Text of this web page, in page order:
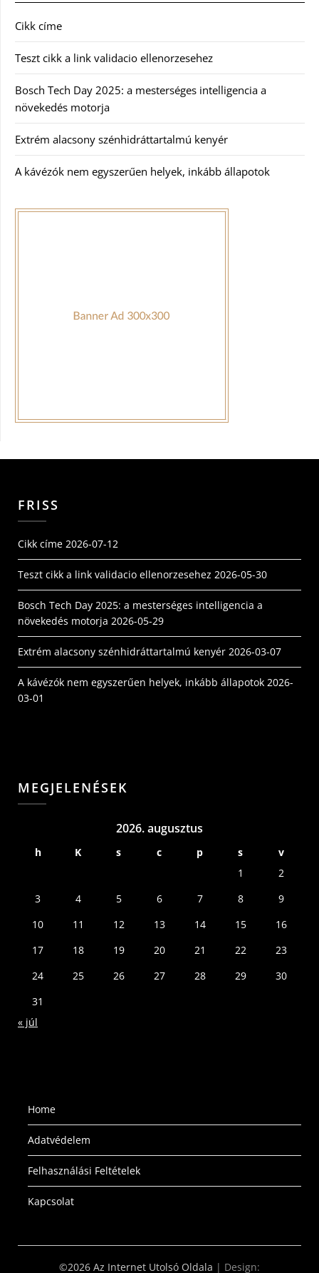
Cikk címe
Teszt cikk a link validacio ellenorzesehez
Bosch Tech Day 2025: a mesterséges intelligencia a
növekedés motorja
Extrém alacsony szénhidráttartalmú kenyér
A kávézók nem egyszerűen helyek, inkább állapotok
FRISS
Cikk címe 2026-07-12
Teszt cikk a link validacio ellenorzesehez 2026-05-30
Bosch Tech Day 2025: a mesterséges intelligencia a
növekedés motorja 2026-05-29
Extrém alacsony szénhidráttartalmú kenyér 2026-03-07
A kávézók nem egyszerűen helyek, inkább állapotok 2026-
03-01
MEGJELENÉSEK
2026. augusztus
h K s c p s
v
1
2
3
4 5 6 7 8
9
10
11 12 13 14 15
16
17
18 19 20 21 22
23
24
25 26 27 28 29
30
31
« júl
Home
Adatvédelem
Felhasználási Feltételek
Kapcsolat
©2026 Az Internet Utolsó Oldala | Design: